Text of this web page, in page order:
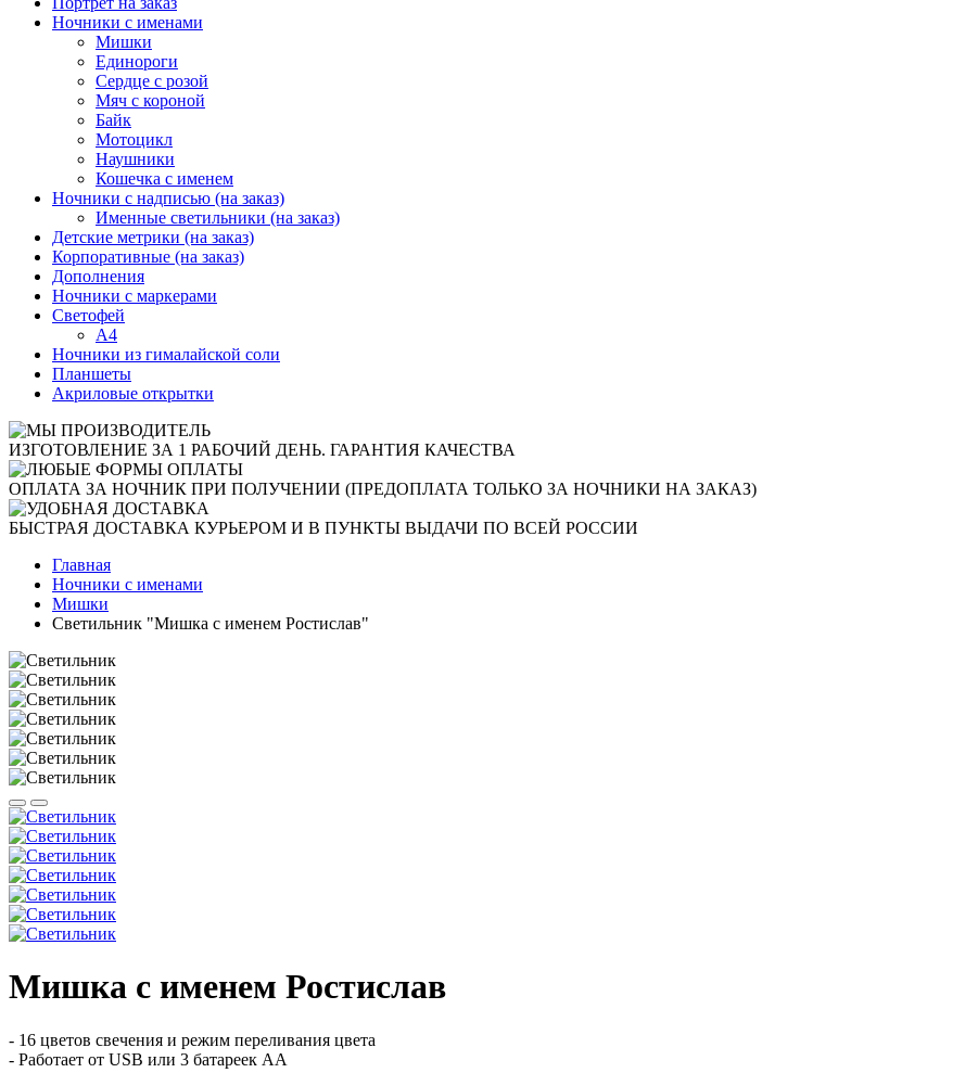
Ночники с именами
Мишки
Единороги
Сердце с розой
Мяч с короной
Байк
Мотоцикл
Наушники
Кошечка с именем
Ночники с надписью (на заказ)
Именные светильники (на заказ)
Детские метрики (на заказ)
Корпоративные (на заказ)
Дополнения
Ночники с маркерами
Светофей
А4
Ночники из гималайской соли
Планшеты
Акриловые открытки
ИЗГОТОВЛЕНИЕ ЗА 1 РАБОЧИЙ ДЕНЬ. ГАРАНТИЯ КАЧЕСТВА
ОПЛАТА ЗА НОЧНИК ПРИ ПОЛУЧЕНИИ (ПРЕДОПЛАТА ТОЛЬКО ЗА НОЧНИКИ НА ЗАКАЗ)
БЫСТРАЯ ДОСТАВКА КУРЬЕРОМ И В ПУНКТЫ ВЫДАЧИ ПО ВСЕЙ РОССИИ
Главная
Ночники с именами
Мишки
Светильник "Мишка с именем Ростислав"
Мишка с именем Ростислав
- 16 цветов свечения и режим переливания цвета
- Работает от USB или 3 батареек АА